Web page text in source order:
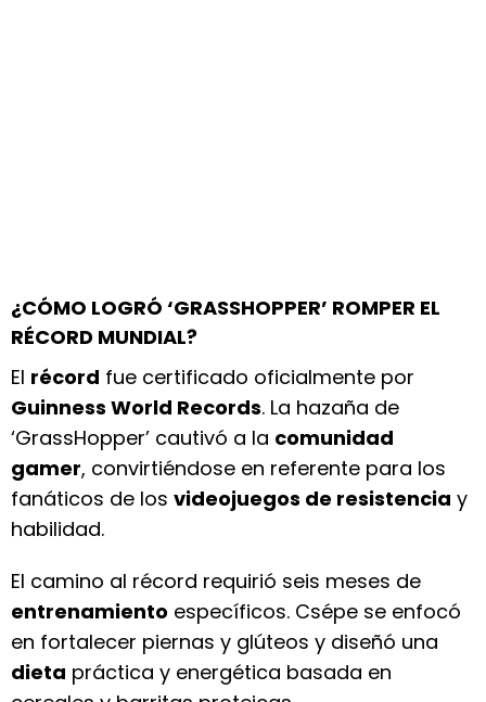
¿CÓMO LOGRÓ ‘GRASSHOPPER’ ROMPER EL
RÉCORD MUNDIAL?
El récord fue certificado oficialmente por
Guinness World Records. La hazaña de
‘GrassHopper’ cautivó a la comunidad
gamer, convirtiéndose en referente para los
fanáticos de los videojuegos de resistencia y
habilidad.
El camino al récord requirió seis meses de
entrenamiento específicos. Csépe se enfocó
en fortalecer piernas y glúteos y diseñó una
dieta práctica y energética basada en